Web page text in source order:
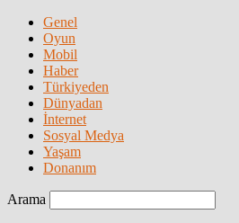
Genel
Oyun
Mobil
Haber
Türkiyeden
Dünyadan
İnternet
Sosyal Medya
Yaşam
Donanım
Arama